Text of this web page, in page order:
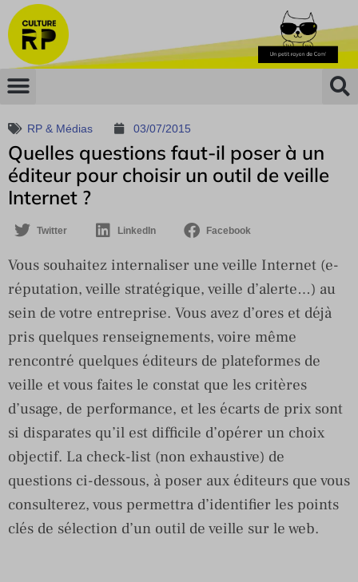
RP & Médias 03/07/2015
Quelles questions faut-il poser à un
éditeur pour choisir un outil de veille
Internet ?
Twitter LinkedIn Facebook
Vous souhaitez internaliser une veille Internet (e-
réputation, veille stratégique, veille d’alerte…) au
sein de votre entreprise. Vous avez d’ores et déjà
pris quelques renseignements, voire même
rencontré quelques éditeurs de plateformes de
veille et vous faites le constat que les critères
d’usage, de performance, et les écarts de prix sont
si disparates qu’il est difficile d’opérer un choix
objectif. La check-list (non exhaustive) de
questions ci-dessous, à poser aux éditeurs que vous
consulterez, vous permettra d’identifier les points
clés de sélection d’un outil de veille sur le web.